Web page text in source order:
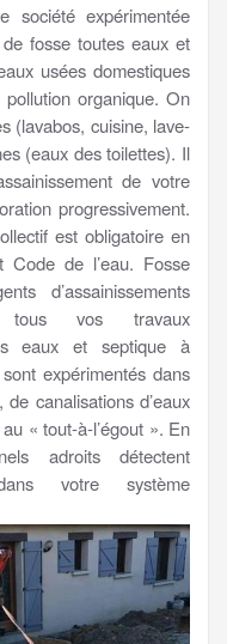
société expérimentée
fosse toutes eaux et
usées domestiques
organique. On
(lavabos, cuisine, lave-
(eaux des toilettes). Il
de votre
progressivement.
est obligatoire en
de l’eau. Fosse
d’assainissements
tous vos travaux
eaux et septique à
expérimentés dans
canalisations d’eaux
« tout-à-l’égout ». En
adroits détectent
votre système